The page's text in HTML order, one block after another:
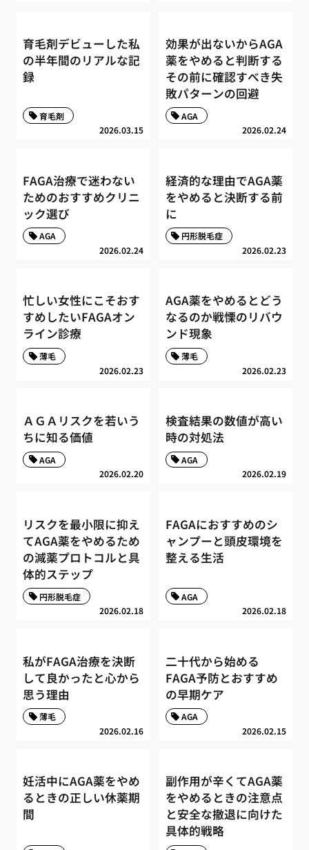
育毛剤デビューした私
の半年間のリアルな記
録
2026.03.15
育毛剤
効果が出ないからAGA
薬をやめると判断する
その前に確認すべき失
敗パターンの回避
2026.02.24
AGA
FAGA治療で迷わない
ためのおすすめクリニ
ック選び
2026.02.24
AGA
経済的な理由でAGA薬
をやめると決断する前
に
2026.02.23
円形脱毛症
忙しい女性にこそおす
すめしたいFAGAオン
ライン診療
2026.02.23
薄毛
AGA薬をやめるとどう
なるのか戦慄のリバウ
ンド現象
2026.02.23
薄毛
ＡＧＡリスクを若いう
ちに知る価値
2026.02.20
AGA
検査結果の数値が高い
時の対処法
2026.02.19
AGA
リスクを最小限に抑え
てAGA薬をやめるため
の減薬プロトコルと具
体的ステップ
2026.02.18
円形脱毛症
FAGAにおすすめのシ
ャンプーと頭皮環境を
整える生活
2026.02.18
AGA
私がFAGA治療を決断
して良かったと心から
思う理由
2026.02.16
薄毛
二十代から始める
FAGA予防とおすすめ
の早期ケア
2026.02.15
AGA
妊活中にAGA薬をやめ
るときの正しい休薬期
間
副作用が辛くてAGA薬
をやめるときの注意点
と安全な撤退に向けた
具体的戦略